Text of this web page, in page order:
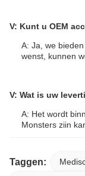
V: Kunt u OEM
A: Ja, we
wenst, kunnen
V: Wat is uw
A: Het wordt
Monsters zijn
V: Wat is de
Taggen: